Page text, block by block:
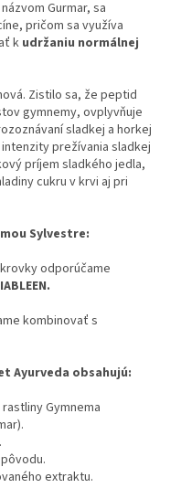
Gurmar, sa
pričom sa využíva
k udržaniu normálnej
Zistilo sa, že peptid
gymnemy, ovplyvňuje
sladkej a horkej
prežívania sladkej
príjem sladkého jedla,
cukru v krvi aj pri
Sylvestre:
odporúčame
kombinovať s
Ayurveda obsahujú:
Gymnema
extraktu.